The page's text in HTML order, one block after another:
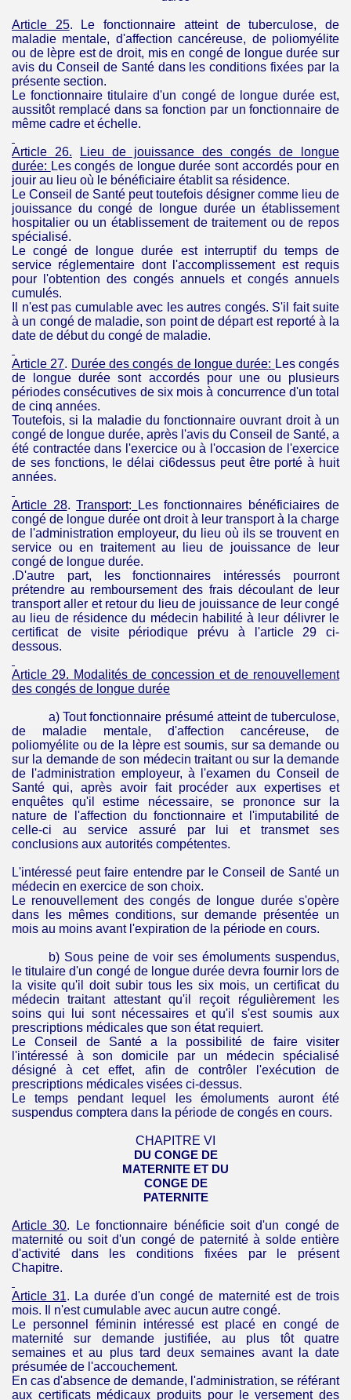
Article 25.
Le fonctionnaire atteint de tuberculose, de
maladie mentale, d'affection cancéreuse, de poliomyélite
ou de lèpre est de droit, mis en congé de longue durée sur
avis du Conseil de Santé dans les conditions fixées par la
présente section.
Le fonctionnaire titulaire d'un congé de longue durée est,
aussitôt remplacé dans sa fonction par un fonctionnaire de
même cadre et échelle.
Article 26.
Lieu de jouissance des congés de longue
durée: Les congés de longue durée sont accordés pour en
jouir au lieu où le bénéficiaire établit sa résidence.
Le Conseil de Santé peut toutefois désigner comme lieu de
jouissance du congé de longue durée un établissement
hospitalier ou un établissement de traitement ou de repos
spécialisé.
Le congé de longue durée est interruptif du temps de
service réglementaire dont l'accomplissement est requis
pour l'obtention des congés annuels et congés annuels
cumulés.
Il n'est pas cumulable avec les autres congés. S'il fait suite
à un congé de maladie, son point de départ est reporté à la
date de début du congé de maladie.
Article 27. Durée des congés de longuedurée: Les congés
de longue durée sont accordés pour une ou plusieurs
périodes consécutives de six mois à concurrence d'un total
de cinq années.
Toutefois, si la maladie du fonctionnaire ouvrant droit à un
congé de longue durée, après l'avis du Conseil de Santé, a
été contractée dans l'exercice ou à l'occasion de l'exercice
de ses fonctions, le délai ci6­dessus peut être porté à huit
années.
Article 28. Transport:
Les fonctionnaires bénéficiaires de
congé de longue durée ont droit à leur transport à la charge
de l'administration employeur, du lieu où ils se trouvent en
service ou en traitement au lieu de jouissance de leur
congé de longue durée.
.D'autre part, les fonctionnaires intéressés pourront
prétendre au remboursement des frais découlant de leur
transport aller et retour du lieu de jouissance de leur congé
au lieu de résidence du médecin habilité à leur délivrer le
certificat de visite périodique prévu à l'article 29 ci-
dessous.
Article 29. Modalités de concession et de renouvellement
des congés de longue durée
a) Tout fonctionnaire présumé atteint de tuberculose,
de maladie mentale, d'affection cancéreuse, de
poliomyélite ou de la lèpre est soumis, sur sa demande ou
sur la demande de son médecin traitant ou sur la demande
de l'administration employeur, à l'examen du Conseil de
Santé qui, après avoir fait procéder aux expertises et
enquêtes qu'il estime nécessaire, se prononce sur la
nature de l'affection du fonctionnaire et l'imputabilité de
celle-ci au service assuré par lui et transmet ses
conclusions aux autorités compétentes.
L'intéressé peut faire entendre par le Conseil de Santé un
médecin en exercice de son choix.
Le renouvellement des congés de longue durée s'opère
dans les mêmes conditions, sur demande présentée un
mois au moins avant l'expiration de la période en cours.
b) Sous peine de voir ses émoluments suspendus,
le titulaire d'un congé de longue durée devra fournir lors de
la visite qu'il doit subir tous les six mois, un certificat du
médecin traitant attestant qu'il reçoit régulièrement les
soins qui lui sont nécessaires et qu'il s'est soumis aux
prescriptions médicales que son état requiert.
Le Conseil de Santé a la possibilité de faire visiter
l'intéressé à son domicile par un médecin spécialisé
désigné à cet effet, afin de contrôler l'exécution de
prescriptions médicales visées ci-dessus.
Le temps pendant lequel les émoluments auront été
suspendus comptera dans la période de congés en cours.
CHAPITRE VI
DU CONGE DE
MATERNITE ET DU
CONGE DE
PATERNITE
Article 30. Le fonctionnaire bénéficie soit d'un congé de
maternité ou soit d'un congé de paternité à solde entière
d'activité dans les conditions fixées par le présent
Chapitre.
Article 31. La durée d'un congé de maternité est de trois
mois. Il n'est cumulable avec aucun autre congé.
Le personnel féminin intéressé est placé en congé de
maternité sur demande justifiée, au plus tôt quatre
semaines et au plus tard deux semaines avant la date
présumée de l'accouchement.
En cas d'absence de demande, l'administration, se référant
aux certificats médicaux produits pour le versement des